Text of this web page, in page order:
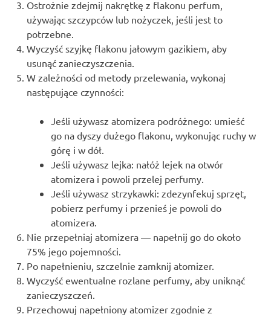
Ostrożnie zdejmij nakrętkę z flakonu perfum,
używając szczypców lub nożyczek, jeśli jest to
potrzebne.
Wyczyść szyjkę flakonu jałowym gazikiem, aby
usunąć zanieczyszczenia.
W zależności od metody przelewania, wykonaj
następujące czynności:
Jeśli używasz atomizera podróżnego: umieść
go na dyszy dużego flakonu, wykonując ruchy w
górę i w dół.
Jeśli używasz lejka: nałóż lejek na otwór
atomizera i powoli przelej perfumy.
Jeśli używasz strzykawki: zdezynfekuj sprzęt,
pobierz perfumy i przenieś je powoli do
atomizera.
Nie przepełniaj atomizera — napełnij go do około
75% jego pojemności.
Po napełnieniu, szczelnie zamknij atomizer.
Wyczyść ewentualne rozlane perfumy, aby uniknąć
zanieczyszczeń.
Przechowuj napełniony atomizer zgodnie z